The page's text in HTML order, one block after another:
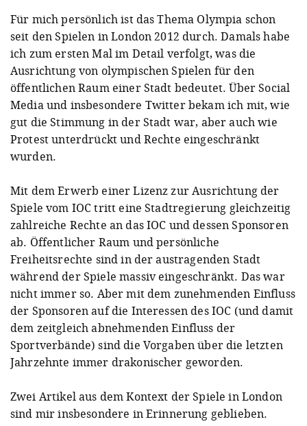
Für mich persönlich ist das Thema Olympia schon
seit den Spielen in London 2012 durch. Damals habe
ich zum ersten Mal im Detail verfolgt, was die
Ausrichtung von olympischen Spielen für den
öffentlichen Raum einer Stadt bedeutet. Über Social
Media und insbesondere Twitter bekam ich mit, wie
gut die Stimmung in der Stadt war, aber auch wie
Protest unterdrückt und Rechte eingeschränkt
wurden.
Mit dem Erwerb einer Lizenz zur Ausrichtung der
Spiele vom IOC tritt eine Stadtregierung gleichzeitig
zahlreiche Rechte an das IOC und dessen Sponsoren
ab. Öffentlicher Raum und persönliche
Freiheitsrechte sind in der austragenden Stadt
während der Spiele massiv eingeschränkt. Das war
nicht immer so. Aber mit dem zunehmenden Einfluss
der Sponsoren auf die Interessen des IOC (und damit
dem zeitgleich abnehmenden Einfluss der
Sportverbände) sind die Vorgaben über die letzten
Jahrzehnte immer drakonischer geworden.
Zwei Artikel aus dem Kontext der Spiele in London
sind mir insbesondere in Erinnerung geblieben.